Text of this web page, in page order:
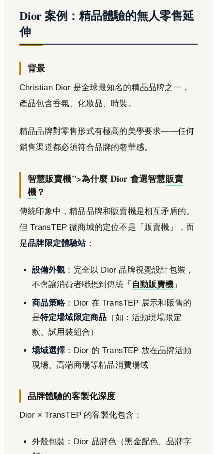
Dior 案例：精品體驗的無人零售延
伸
背景
Christian Dior 是全球最知名的精品品牌之一，
產品包含香氛、化妝品、時裝。
精品品牌對零售形式有極高的美學要求——任何
銷售渠道都必須符合品牌的奢華感。
智慧販賣機">為什麼 Dior 會選智慧販賣
機？
傳統印象中，精品品牌和販賣機是相互矛盾的。
但 TransTEP 微商城的定位不是「販賣機」，而
是品牌限定體驗站：
設備外觀：完全以 Dior 品牌視覺設計包裝，
不會讓消費者聯想到傳統「 自動販賣機 」
商品策略：Dior 在 TransTEP 展示和販售的
是特定場域限定商品 （如：活動現場限定
款、試用裝組合）
場域選擇 ：Dior 的 TransTEP 放在品牌活動
現場、高端商場等精品消費場域
品牌體驗的客製化深度
Dior × TransTEP 的客製化包含：
外殼包裝：Dior 品牌色（黑金配色、品牌字